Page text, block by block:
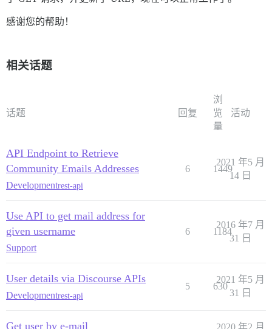
感谢您的帮助！
相关话题
话题 回复
浏
览
量
活动
API Endpoint to Retrieve
Community Emails Addresses
Developmentrest-api
6 1449
2021 年5 月
14 日
Use API to get mail address for
given username
Support
6 1184
2016 年7 月
31 日
User details via Discourse APIs
Developmentrest-api
5 630
2021 年5 月
31 日
Get user by e-mail